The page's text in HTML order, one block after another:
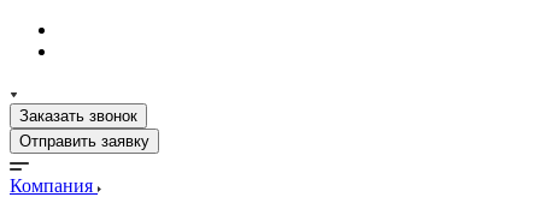
Заказать звонок
Отправить заявку
Компания